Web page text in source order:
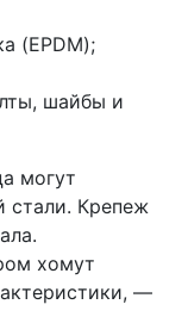
(EPDM);
шайбы и
могут
стали. Крепеж
хомут
—